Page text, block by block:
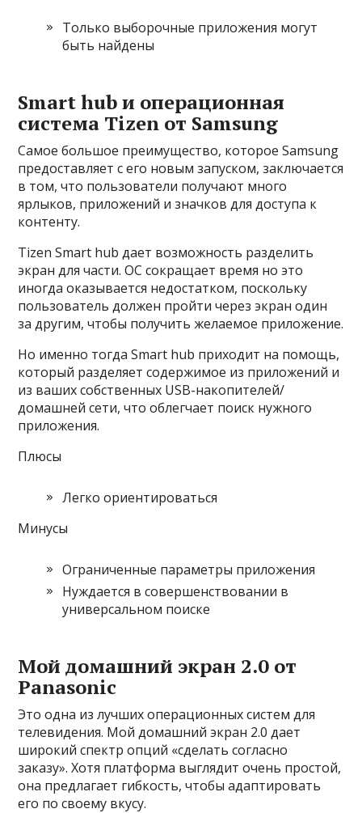
Только выборочные приложения могут
быть найдены
Smart hub и операционная
система Tizen от Samsung
Самое большое преимущество, которое Samsung
предоставляет с его новым запуском, заключается
в том, что пользователи получают много
ярлыков, приложений и значков для доступа к
контенту.
Tizen Smart hub дает возможность разделить
экран для части. ОС сокращает время но это
иногда оказывается недостатком, поскольку
пользователь должен пройти через экран один
за другим, чтобы получить желаемое приложение.
Но именно тогда Smart hub приходит на помощь,
который разделяет содержимое из приложений и
из ваших собственных USB-накопителей/
домашней сети, что облегчает поиск нужного
приложения.
Плюсы
Легко ориентироваться
Минусы
Ограниченные параметры приложения
Нуждается в совершенствовании в
универсальном поиске
Мой домашний экран 2.0 от
Panasonic
Это одна из лучших операционных систем для
телевидения. Мой домашний экран 2.0 дает
широкий спектр опций «сделать согласно
заказу». Хотя платформа выглядит очень простой,
она предлагает гибкость, чтобы адаптировать
его по своему вкусу.